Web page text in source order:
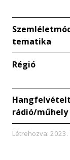
tematika
Régió
rádió/műhely
Létrehozva: 2023.